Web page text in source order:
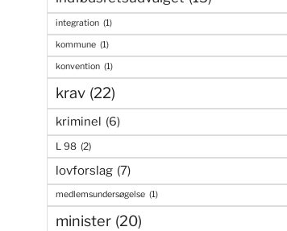
integration (1)
kommune (1)
konvention (1)
krav (22)
kriminel (6)
L 98 (2)
lovforslag (7)
medlemsundersøgelse (1)
minister (20)